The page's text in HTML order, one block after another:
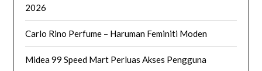
2026
Carlo Rino Perfume – Haruman Feminiti Moden
Midea 99 Speed Mart Perluas Akses Pengguna